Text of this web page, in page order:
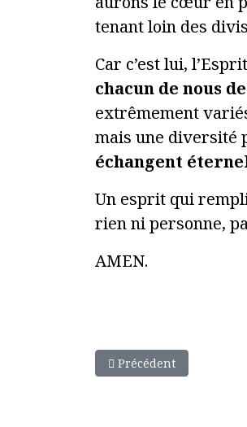
tenant loin des
Car c’est lui,
chacun de nous
extrêmement
mais une diversité
échangent
Un esprit qui
rien ni personne,
AMEN.
Article précédent :
Précédent